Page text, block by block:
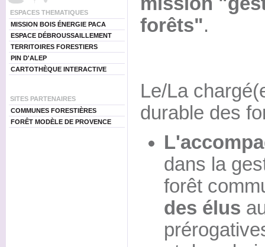
ESPACES THEMATIQUES
MISSION BOIS ÉNERGIE PACA
ESPACE DÉBROUSSAILLEMENT
TERRITOIRES FORESTIERS
PIN D'ALEP
CARTOTHÈQUE INTERACTIVE
SITES PARTENAIRES
COMMUNES FORESTIÈRES
FORÊT MODÈLE DE PROVENCE
forêts".
Le/La
durable des
dans la
forêt
des élus